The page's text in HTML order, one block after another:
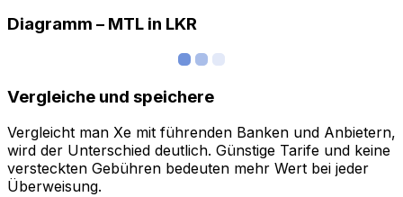
Diagramm – MTL in LKR
Vergleiche und speichere
Vergleicht man Xe mit führenden Banken und Anbietern,
wird der Unterschied deutlich. Günstige Tarife und keine
versteckten Gebühren bedeuten mehr Wert bei jeder
Überweisung.